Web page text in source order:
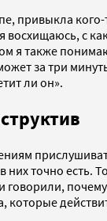
привыкла кого-
восхищаюсь, с
я также
за три
ли он».
них точно есть.
говорили,
которые